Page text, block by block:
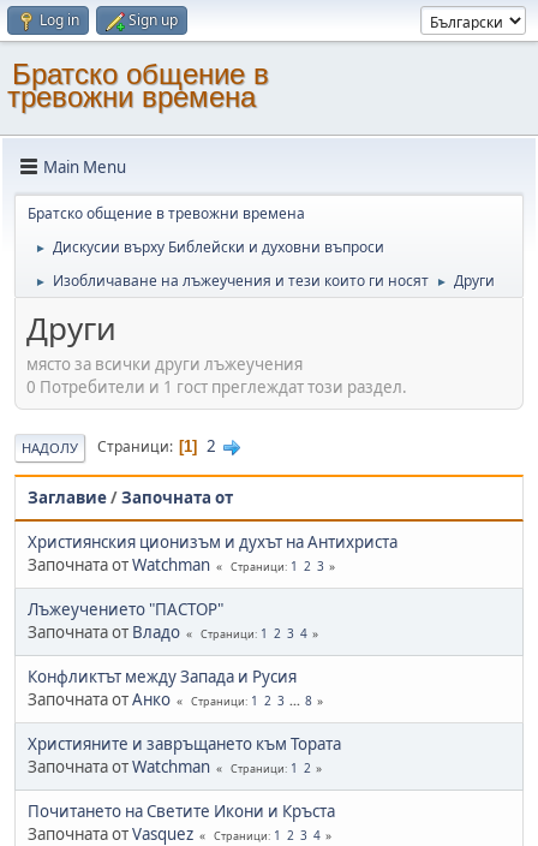
Log in Sign up
Братско общение в
тревожни времена
Main Menu
Братско общение в тревожни времена
► Дискусии върху Библейски и духовни въпроси
► Изобличаване на лъжеучения и тези които ги носят ► Други
Други
място за всички други лъжеучения
0 Потребители и 1 гост преглеждат този раздел.
НАДОЛУ Страници 1 2
Заглавие/Започната от
Християнския ционизъм и духът на Антихриста
Започната отWatchman Страници 1 2 3
Лъжеучението "ПАСТОР"
Започната от Владо Страници 1 2 3 4
Конфликтът между Запада и Русия
Започната отАнко Страници 1 2 3 ... 8
Християните и завръщането към Тората
Започната отWatchman Страници 1 2
Почитането на Светите Икони и Кръста
Започната отVasquez Страници 1 2 3 4